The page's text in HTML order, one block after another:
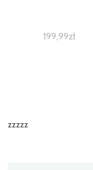
199,99zł
zzzzz